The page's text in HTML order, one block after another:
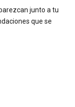
junto a tu
que se